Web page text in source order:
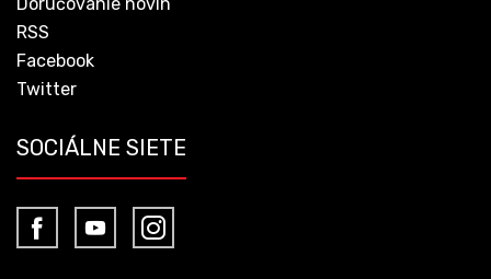
Doručovanie novín
RSS
Facebook
Twitter
SOCIÁLNE SIETE